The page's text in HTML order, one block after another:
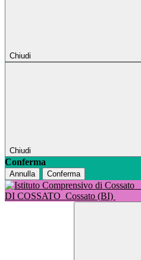
Chiudi
Chiudi
Conferma
Annulla Conferma
DI COSSATO Cossato (BI)